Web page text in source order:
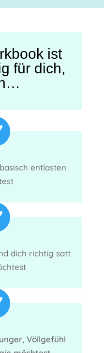
ist
für dich,
entlasten
dich richtig satt
Völlgefühl